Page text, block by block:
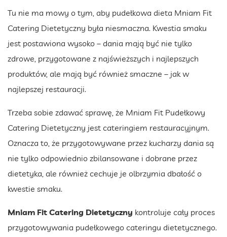
Tu nie ma mowy o tym, aby pudełkowa dieta Mniam Fit
Catering Dietetyczny była niesmaczna. Kwestia smaku
jest postawiona wysoko – dania mają być nie tylko
zdrowe, przygotowane z najświeższych i najlepszych
produktów, ale mają być również smaczne – jak w
najlepszej restauracji.
Trzeba sobie zdawać sprawę, że Mniam Fit Pudełkowy
Catering Dietetyczny jest cateringiem restauracyjnym.
Oznacza to, że przygotowywane przez kucharzy dania są
nie tylko odpowiednio zbilansowane i dobrane przez
dietetyka, ale również cechuje je olbrzymia dbałość o
kwestie smaku.
Mniam Fit Catering Dietetyczny kontroluje cały proces
przygotowywania pudełkowego cateringu dietetycznego.